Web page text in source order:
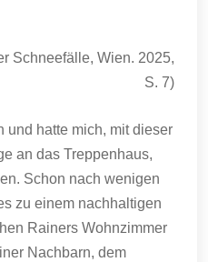
Schneefälle, Wien. 2025,
S. 7)
und hatte mich, mit dieser
an das Treppenhaus,
Schon nach wenigen
zu einem nachhaltigen
Rainers Wohnzimmer
Nachbarn, dem